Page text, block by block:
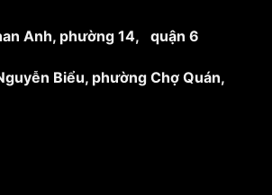
Anh, phường 14, quận 6
Biểu, phường Chợ Quán,